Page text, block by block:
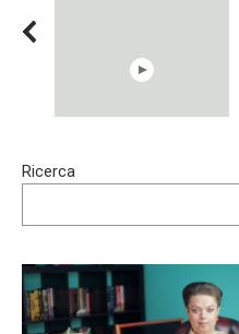
Trying BOLLYWOOD
Ricerca